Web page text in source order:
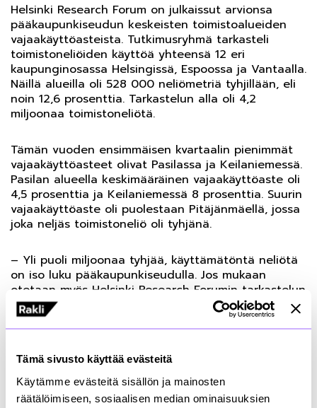
Tämä sivusto käyttää evästeitä
Käytämme evästeitä sisällön ja mainosten
räätälöimiseen, sosiaalisen median ominaisuuksien
Helsinki Research Forum on julkaissut arvionsa
pääkaupunkiseudun keskeisten toimistoalueiden
vajaakäyttöasteista. Tutkimusryhmä tarkasteli
toimistoneliöiden käyttöä yhteensä 12 eri
kaupunginosassa Helsingissä, Espoossa ja Vantaalla.
Näillä alueilla oli 528 000 neliömetriä tyhjillään, eli
noin 12,6 prosenttia. Tarkastelun alla oli 4,2
miljoonaa toimistoneliötä.
Tämän vuoden ensimmäisen kvartaalin pienimmät
vajaakäyttöasteet olivat Pasilassa ja Keilaniemessä.
Pasilan alueella keskimääräinen vajaakäyttöaste oli
4,5 prosenttia ja Keilaniemessä 8 prosenttia. Suurin
vajaakäyttöaste oli puolestaan Pitäjänmäellä, jossa
joka neljäs toimistoneliö oli tyhjänä.
– Yli puoli miljoonaa tyhjää, käyttämätöntä neliötä
on iso luku pääkaupunkiseudulla. Jos mukaan
otetaan myös Helsinki Research Forumin tarkastelun
ulkopuolelle jäävät alueet, meillä on Helsingissä,
Espoossa ja Vantaalla yhteensä miljoona tyhjää
neliötä odottamassa käyttöä. Olisi tärkeää saada
muutettuna muuhun käyttöön, esimerkiksi
asunnoiksi, Kiinteistönomistajat ja rakennuttajat
Rakli ry:n johtajaMiika Kotaniemisanoo.